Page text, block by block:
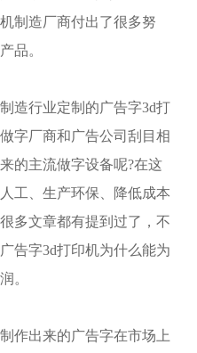
制造厂商付出了很多努
品。
行业定制的广告字3d打
字厂商和广告公司刮目相
的主流做字设备呢?在这
工、生产环保、降低成本
多文章都有提到过了，不
告字3d打印机为什么能为
。
出来的广告字在市场上